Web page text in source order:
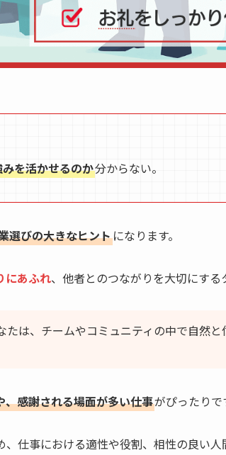
を活かせるのか分からない。
選びの大きなヒントになります。
にあふれ、他者とのつながりを大切にする
は、チームやコミュニティの中で自然と
感謝される場面が多い仕事がぴったりで
、仕事における適性や役割、相性の良い